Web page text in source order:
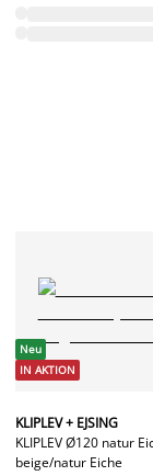
Neu
IN AKTION
KLIPLEV + EJSING
KLIPLEV Ø120 natur
beige/natur Eiche